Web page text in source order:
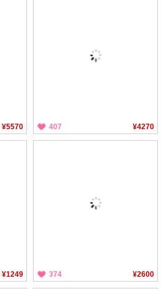
¥5570 407 ¥4270
¥1249 374 ¥2600